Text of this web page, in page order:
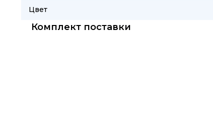
Цвет
Комплект поставки